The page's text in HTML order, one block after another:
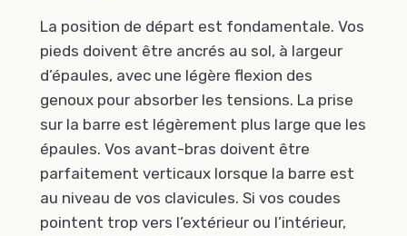
La position de départ est fondamentale. Vos
pieds doivent être ancrés au sol, à largeur
d’épaules, avec une légère flexion des
genoux pour absorber les tensions. La prise
sur la barre est légèrement plus large que les
épaules. Vos avant-bras doivent être
parfaitement verticaux lorsque la barre est
au niveau de vos clavicules. Si vos coudes
pointent trop vers l’extérieur ou l’intérieur,